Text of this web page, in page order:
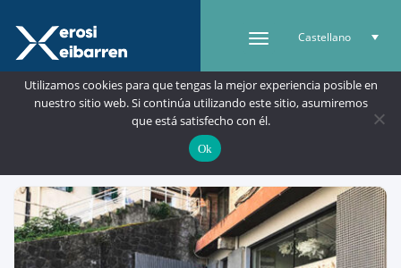
Castellano
Buscar
Utilizamos cookies para que tengas la mejor experiencia posible en
nuestro sitio web. Si continúa utilizando este sitio, asumiremos
que está satisfecho con él.
Ok